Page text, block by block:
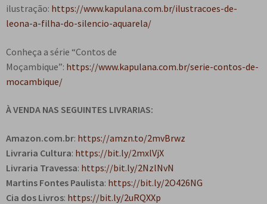
ilustração: https://www.kapulana.com.br/ilustracoes-de-
leona-a-filha-do-silencio-aquarela/
Conheça a série “Contos de
Moçambique”: https://www.kapulana.com.br/serie-contos-de-
mocambique/
À VENDA NAS SEGUINTES LIVRARIAS:
Amazon.com.br: https://amzn.to/2mvBrwz
Livraria Cultura: https://bit.ly/2mxlVjX
Livraria Travessa: https://bit.ly/2NzlNvN
Martins Fontes Paulista: https://bit.ly/2O426NG
Cia dos Livros: https://bit.ly/2uRQXXp